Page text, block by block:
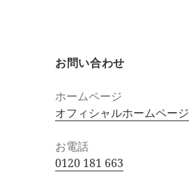
お問い合わせ
ホームページ
オフィシャルホームページ
お電話
0120 181 663